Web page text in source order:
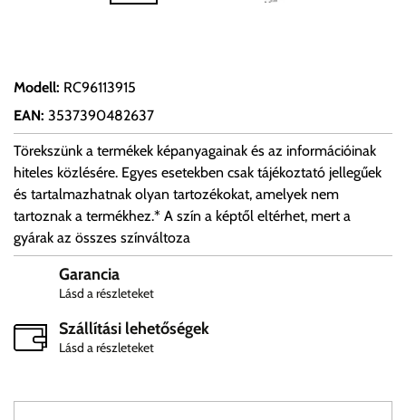
Modell: RC96113915
EAN: 3537390482637
Törekszünk a termékek képanyagainak és az információinak
hiteles közlésére. Egyes esetekben csak tájékoztató jellegűek
és tartalmazhatnak olyan tartozékokat, amelyek nem
tartoznak a termékhez.* A szín a képtől eltérhet, mert a
gyárak az összes színváltoza
Garancia
Lásd a részleteket
Szállítási lehetőségek
Lásd a részleteket